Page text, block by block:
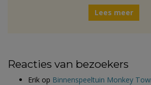
Lees meer
Reacties van bezoekers
Erik op Binnenspeeltuin Monkey